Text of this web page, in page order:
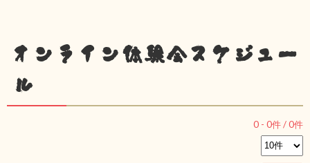
オンライン体験会スケジュー
ル
0 - 0件 /0件